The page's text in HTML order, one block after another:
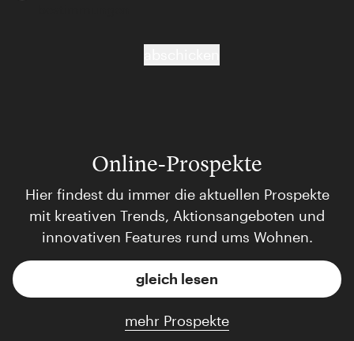
Online-Prospekte
Hier findest du immer die aktuellen Prospekte
mit kreativen Trends, Aktionsangeboten und
innovativen Features rund ums Wohnen.
gleich lesen
mehr Prospekte